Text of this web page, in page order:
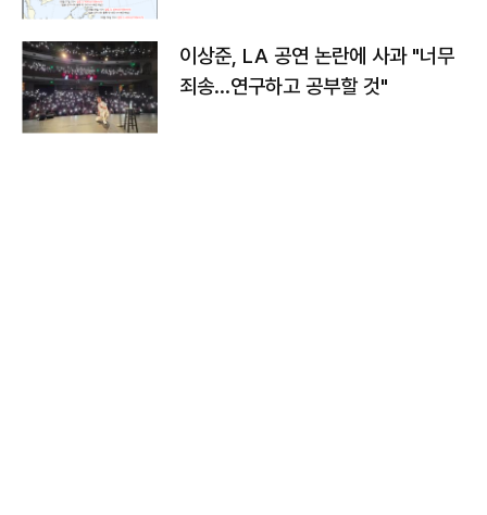
이상준, LA 공연 논란에 사과 "너무
죄송…연구하고 공부할 것"